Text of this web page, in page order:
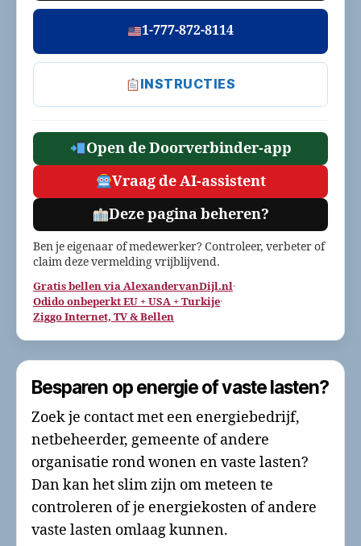
1-777-872-8114
INSTRUCTIES
Open de Doorverbinder-app
Vraag de AI-assistent
Deze pagina beheren?
Ben je eigenaar of medewerker? Controleer, verbeter of
claim deze vermelding vrijblijvend.
Gratis bellen via AlexandervanDijl.nl·
Odido onbeperkt EU + USA + Turkije·
Ziggo Internet, TV & Bellen
Besparen op energie of vaste lasten?
Zoek je contact met een energiebedrijf,
netbeheerder, gemeente of andere
organisatie rond wonen en vaste lasten?
Dan kan het slim zijn om meteen te
controleren of je energiekosten of andere
vaste lasten omlaag kunnen.